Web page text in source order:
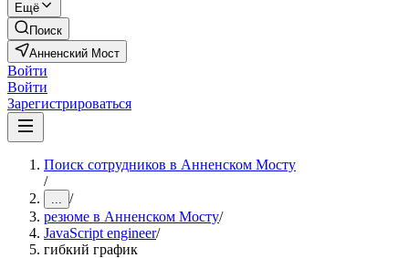
Ещё
Поиск
Анненский Мост
Войти
Войти
Зарегистрироваться
Поиск сотрудников в Анненском Мосту
/
... /
резюме в Анненском Мосту/
JavaScript engineer/
гибкий график